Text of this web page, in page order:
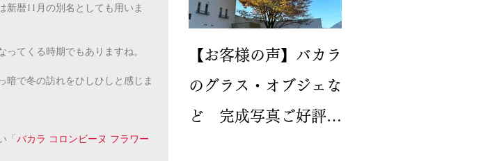
新暦11月の別名としても用いま
てくる時期でもありますね。
暗で冬の訪れをひしひしと感じま
「バカラ コロンビーヌ フラワー
【お客様の声】バカラ
のグラス・オブジェな
ど 完成写真ご好評い